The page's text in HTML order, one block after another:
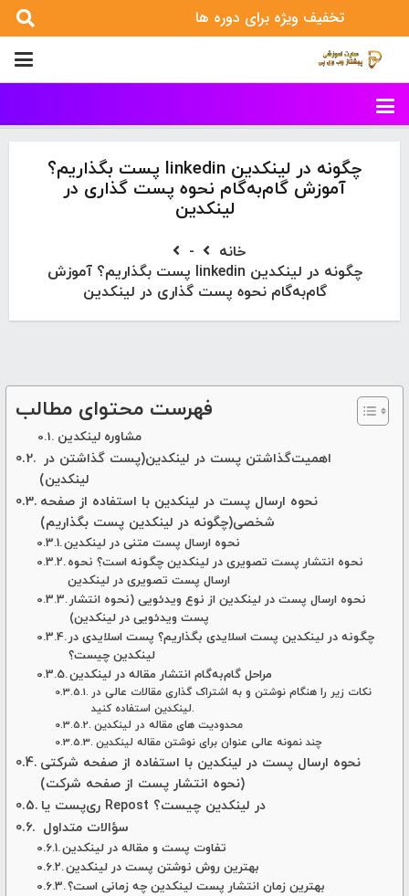
تخفیف ویژه برای دوره ها
چگونه در لینکدین linkedin پست بگذاریم؟
آموزش گام‌به‌گام نحوه پست گذاری در
لینکدین
خانه
-
چگونه در لینکدین linkedin پست بگذاریم؟ آموزش
گام‌به‌گام نحوه پست گذاری در لینکدین
فهرست محتوای مطالب
مشاوره لینکدین
لینکدین)
نحوه ارسال پست در لینکدین با استفاده از صفحه
شخصی(چگونه در لینکدین پست بگذاریم)
نحوه ارسال پست متنی در لینکدین
نحوه انتشار پست تصویری در لینکدین چگونه است؟ نحوه
ارسال پست تصویری در لینکدین
نحوه ارسال پست در لینکدین از نوع ویدئویی (نحوه انتشار
پست ویدئویی در لینکدین)
چگونه در لینکدین پست اسلایدی بگذاریم؟ پست اسلایدی در
لینکدین چیست؟
مراحل گام‌به‌گام انتشار مقاله در لینکدین
نکات زیر را هنگام نوشتن و به اشتراک گذاری مقالات عالی در
لینکدین استفاده کنید.
محدودیت های مقاله در لینکدین
چند نمونه عالی عنوان برای نوشتن مقاله لینکدین
نحوه ارسال پست در لینکدین با استفاده از صفحه شرکتی
(نحوه انتشار پست از صفحه شرکت)
ری‌پست یا Repost در لینکدین چیست؟
سؤالات متداول
تفاوت پست و مقاله در لینکدین
بهترین روش نوشتن پست در لینکدین
بهترین زمان انتشار پست لینکدین چه زمانی است؟